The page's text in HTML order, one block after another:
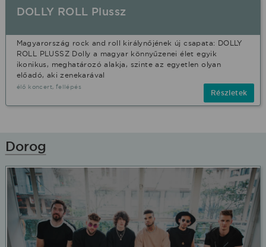
DOLLY ROLL Plussz
Magyarország rock and roll királynőjének új csapata: DOLLY
ROLL PLUSSZ Dolly a magyar könnyűzenei élet egyik
ikonikus, meghatározó alakja, szinte az egyetlen olyan
előadó, aki zenekarával
élő koncert, fellépés
Részletek
Dorog